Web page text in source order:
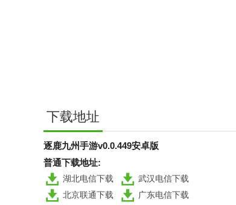
下载地址
逐鹿九州手游v0.0.449安卓版
普通下载地址:
湖北电信下载
武汉电信下载
北京联通下载
广东电信下载